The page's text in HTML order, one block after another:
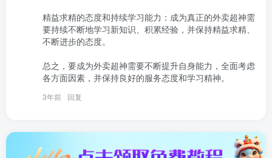
精益求精的态度和持续学习能力：成为真正的外卖超神需
要持续不断地学习新知识、积累经验，并保持精益求精、
不断进步的态度。
总之，要成为外卖超神需要不断提升自身能力，全面考虑
各方面因素，并保持良好的服务态度和学习精神。
3年前 回复